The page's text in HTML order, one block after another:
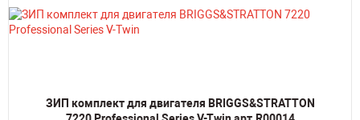
ЗИП комплект для двигателя BRIGGS&STRATTON